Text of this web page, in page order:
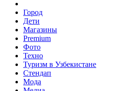
Город
Дети
Магазины
Premium
Фото
Техно
Туризм в Узбекистане
Стендап
Мода